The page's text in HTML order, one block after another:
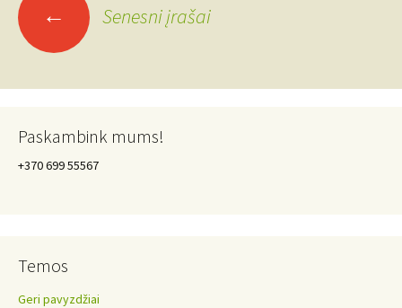
Įrašo
navigacija
← Senesni įrašai
Paskambink mums!
+370 699 55567
Temos
Geri pavyzdžiai